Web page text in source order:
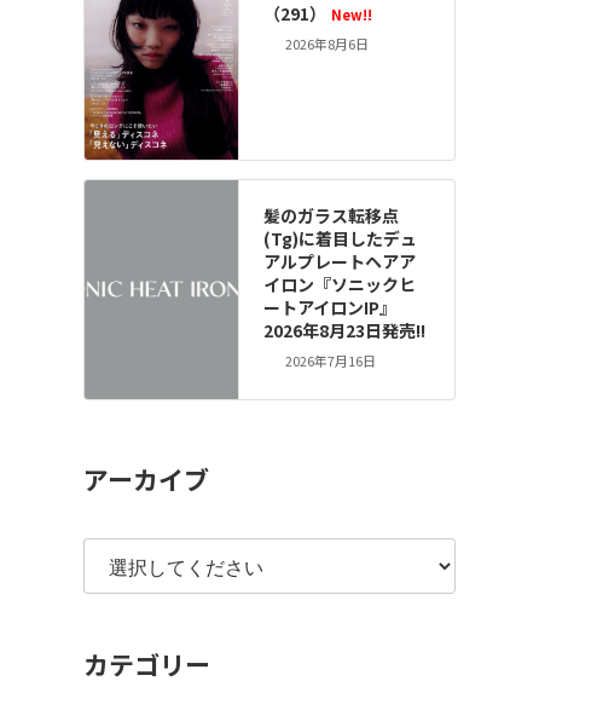
（291）
New!!
2026年8月6日
髪のガラス転移点
(Tg)に着目したデュ
アルプレートヘアア
イロン『ソニックヒ
ートアイロンIP』
2026年8月23日発売!!
2026年7月16日
アーカイブ
カテゴリー